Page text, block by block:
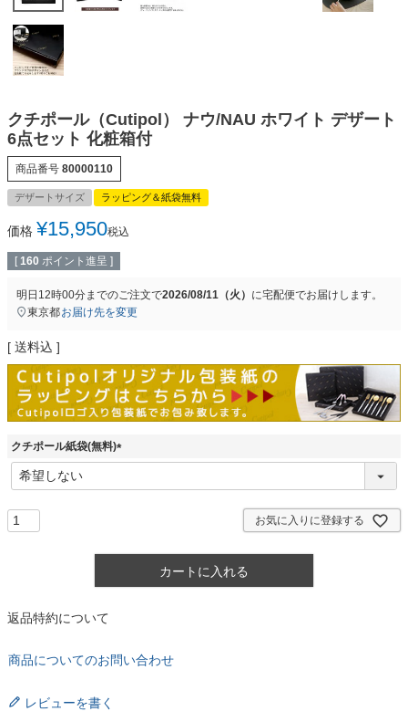
クチポール（Cutipol） ナウ/NAU ホワイト デザート
6点セット 化粧箱付
商品番号 80000110
デザートサイズ ラッピング＆紙袋無料
価格 ¥15,950税込
[ 160 ポイント進呈 ]
明日 12時00分までのご注文で2026/08/11（火） に宅配便でお届けします。
東京都お届け先を変更
送料込
クチポール紙袋(無料)
(
お気に入りに登録する
カートに入れる
返品特約について
商品についてのお問い合わせ
レビューを書く